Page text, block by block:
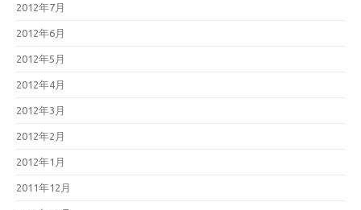
2012年7月
2012年6月
2012年5月
2012年4月
2012年3月
2012年2月
2012年1月
2011年12月